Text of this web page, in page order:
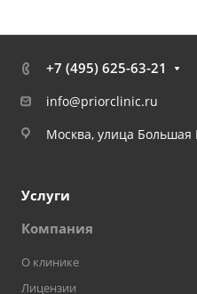
+7 (495) 625-63-21
info@priorclinic.ru
Москва, улица Большая
Услуги
Компания
О клинике
Лицензии